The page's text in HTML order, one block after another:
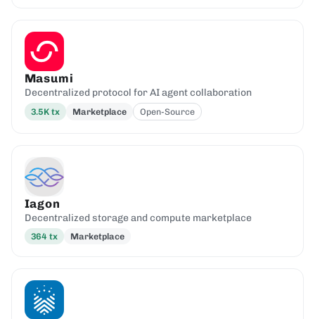
Masumi
Decentralized protocol for AI agent collaboration
3.5K tx Marketplace Open-Source
Iagon
Decentralized storage and compute marketplace
364 tx Marketplace